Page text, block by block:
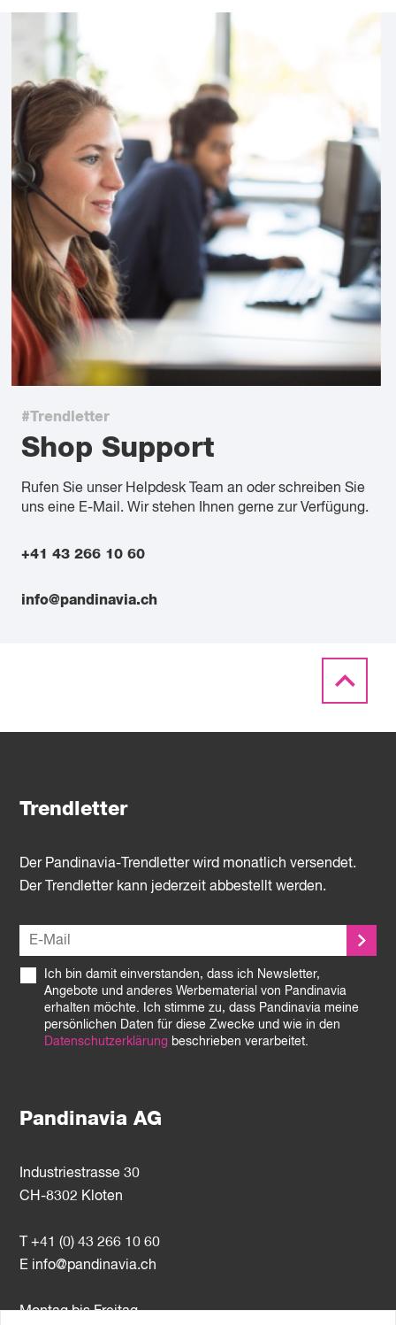
#Trendletter
Shop Support
Rufen Sie unser Helpdesk Team an oder schreiben Sie
uns eine E-Mail. Wir stehen Ihnen gerne zur Verfügung.
+41 43 266 10 60
info@pandinavia.ch
Pandinavia AG
Industriestrasse 30
CH-8302 Kloten
T +41 (0) 43 266 10 60
E info@pandinavia.ch
Montag bis Freitag
Trendletter
Der Pandinavia-Trendletter wird monatlich versendet.
Der Trendletter kann jederzeit abbestellt werden.
Ich bin damit einverstanden, dass ich Newsletter,
Angebote und anderes Werbematerial von Pandinavia
erhalten möchte. Ich stimme zu, dass Pandinavia meine
persönlichen Daten für diese Zwecke und wie in den
Datenschutzerklärung beschrieben verarbeitet.